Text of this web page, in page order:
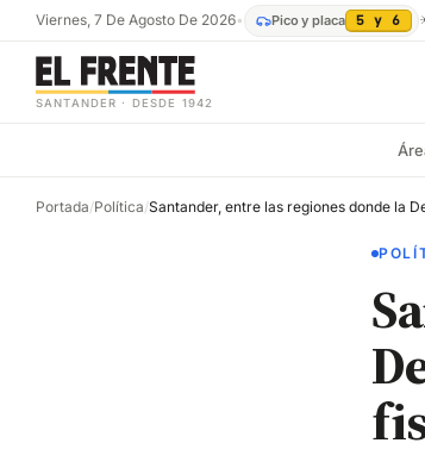
Viernes, 7 De Agosto De 2026• Pico y placa 5 y 6
SANTANDER · DESDE 1942
Portada/Política/